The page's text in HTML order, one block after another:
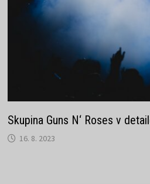
Skupina Guns N‘ Roses v
16. 8. 2023